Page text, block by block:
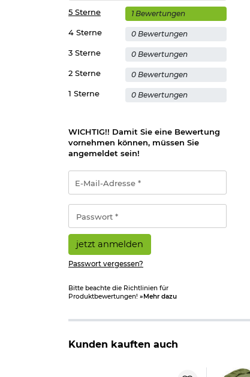
1 Sterne 0 Bewertungen
2 Sterne 0 Bewertungen
3 Sterne 0 Bewertungen
4 Sterne 0 Bewertungen
5 Sterne 1 Bewertungen
WICHTIG!! Damit Sie eine Bewertung
vornehmen können, müssen Sie
angemeldet sein!
Mail-
Adresse
*
jetzt anmelden
Passwort vergessen?
Bitte beachte die Richtlinien für
Produktbewertungen! »Mehr dazu
Kunden kauften auch